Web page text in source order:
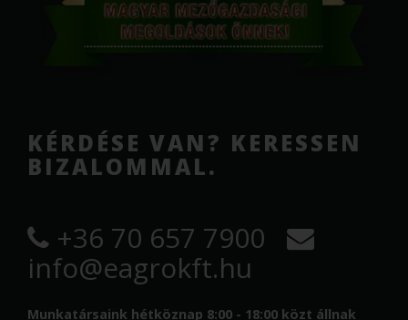
KÉRDÉSE VAN? KERESSEN
BIZALOMMAL.
+36 70 657 7900
info@eagrokft.hu
Munkatársaink hétköznap 8:00 - 18:00 közt állnak